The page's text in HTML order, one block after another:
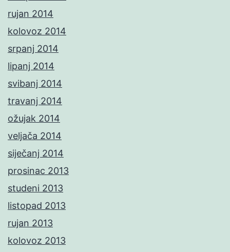
rujan 2014
kolovoz 2014
srpanj 2014
lipanj 2014
svibanj 2014
travanj 2014
ožujak 2014
veljača 2014
siječanj 2014
prosinac 2013
studeni 2013
listopad 2013
rujan 2013
kolovoz 2013